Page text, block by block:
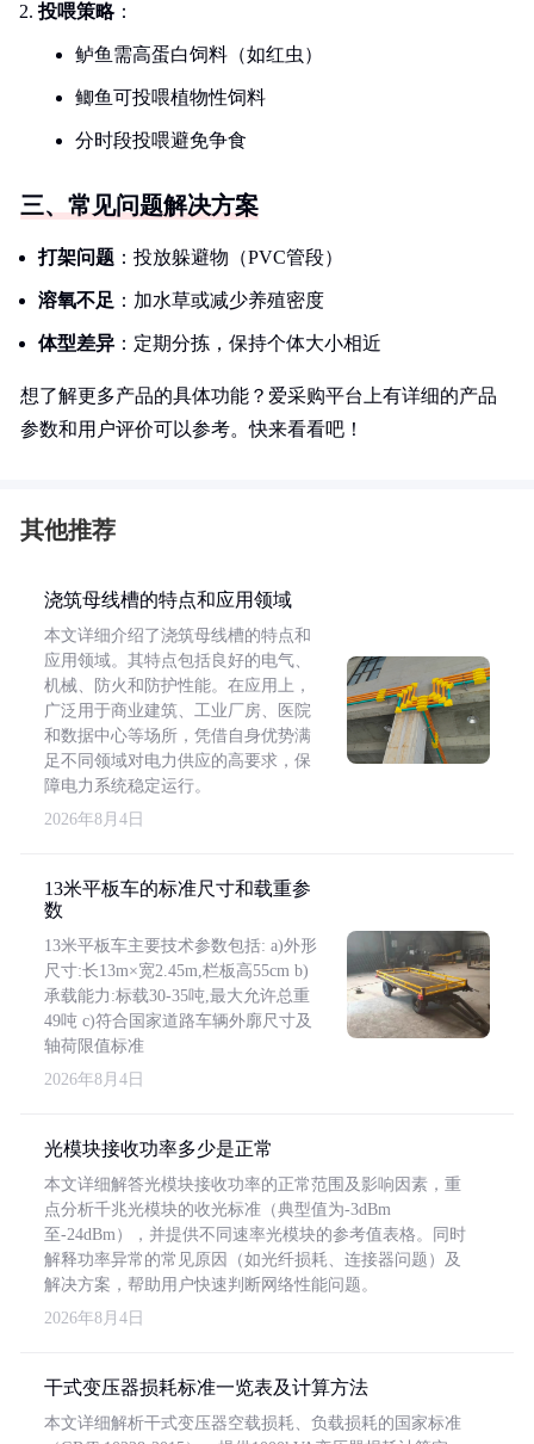
投喂策略：
鲈鱼需高蛋白饲料（如红虫）
鲫鱼可投喂植物性饲料
分时段投喂避免争食
三、常见问题解决方案
打架问题 ：投放躲避物（PVC管段）
溶氧不足 ：加水草或减少养殖密度
体型差异 ：定期分拣，保持个体大小相近
想了解更多产品的具体功能？爱采购平台上有详细的产品
参数和用户评价可以参考。快来看看吧！
其他推荐
浇筑母线槽的特点和应用领域
本文详细介绍了浇筑母线槽的特点和
应用领域。其特点包括良好的电气、
机械、防火和防护性能。在应用上，
广泛用于商业建筑、工业厂房、医院
和数据中心等场所，凭借自身优势满
足不同领域对电力供应的高要求，保
障电力系统稳定运行。
2026年8月4日
13米平板车的标准尺寸和载重参
数
13米平板车主要技术参数包括: a)外形
尺寸:长13m×宽2.45m,栏板高55cm b)
承载能力:标载30-35吨,最大允许总重
49吨 c)符合国家道路车辆外廓尺寸及
轴荷限值标准
2026年8月4日
光模块接收功率多少是正常
本文详细解答光模块接收功率的正常范围及影响因素，重
点分析千兆光模块的收光标准（典型值为-3dBm
至-24dBm），并提供不同速率光模块的参考值表格。同时
解释功率异常的常见原因（如光纤损耗、连接器问题）及
解决方案，帮助用户快速判断网络性能问题。
2026年8月4日
干式变压器损耗标准一览表及计算方法
本文详细解析干式变压器空载损耗、负载损耗的国家标准